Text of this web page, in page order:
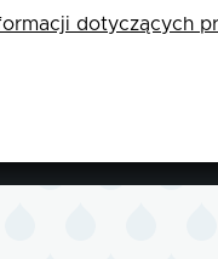
dotyczących